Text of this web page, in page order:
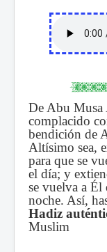
De Abu Musa
complacido
bendición de
Altísimo sea,
para que se
el día; y
se vuelva a Él
noche. Así,
Hadiz
Muslim